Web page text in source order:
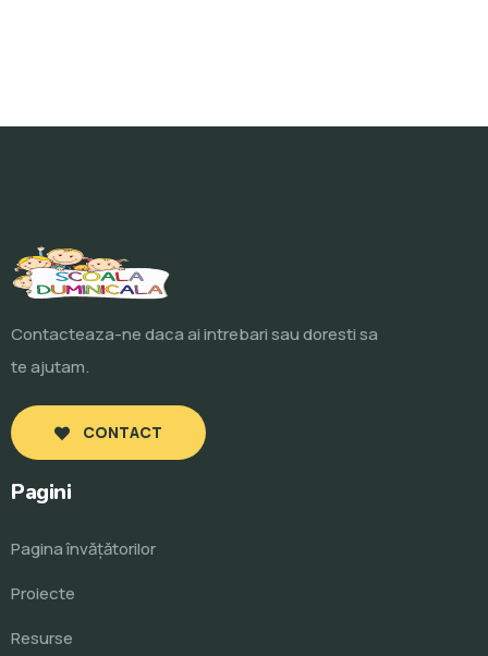
Contacteaza-ne daca ai intrebari sau doresti sa
te ajutam.
CONTACT
Pagini
Pagina învăţătorilor
Proiecte
Resurse